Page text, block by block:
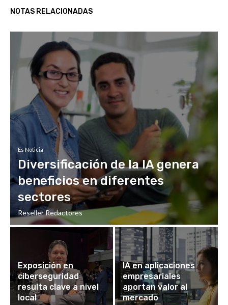
NOTAS RELACIONADAS
Es Noticia
Diversificación de la IA genera
beneficios en diferentes
sectores
Reseller Redactores
Exposición en
ciberseguridad
resulta clave a nivel
local
IA en aplicaciones
empresariales
aportan valor al
mercado